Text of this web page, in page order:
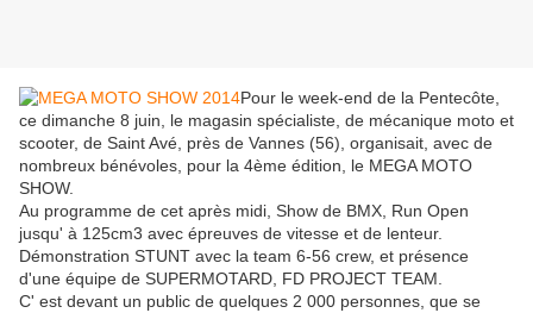
Pour le week-end de la Pentecôte,
ce dimanche 8 juin, le magasin spécialiste, de mécanique moto et
scooter, de Saint Avé, près de Vannes (56), organisait, avec de
nombreux bénévoles, pour la 4ème édition, le MEGA MOTO
SHOW.
Au programme de cet après midi, Show de BMX, Run Open
jusqu' à 125cm3 avec épreuves de vitesse et de lenteur.
Démonstration STUNT avec la team 6-56 crew, et présence
d'une équipe de SUPERMOTARD, FD PROJECT TEAM.
C' est devant un public de quelques 2 000 personnes, que se